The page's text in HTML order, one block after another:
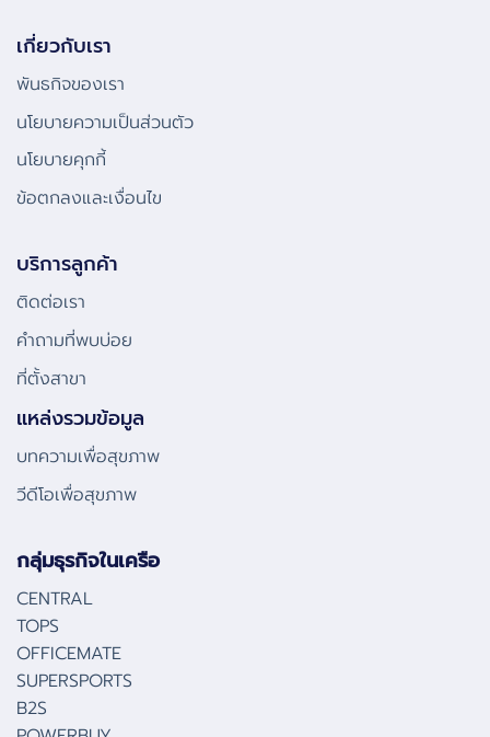
เกี่ยวกับเรา
พันธกิจของเรา
นโยบายความเป็นส่วนตัว
นโยบายคุกกี้
ข้อตกลงและเงื่อนไข
บริการลูกค้า
ติดต่อเรา
คําถามที่พบบ่อย
ที่ตั้งสาขา
แหล่งรวมข้อมูล
บทความเพื่อสุขภาพ
วีดีโอเพื่อสุขภาพ
กลุ่มธุรกิจในเครือ
CENTRAL
TOPS
OFFICEMATE
SUPERSPORTS
B2S